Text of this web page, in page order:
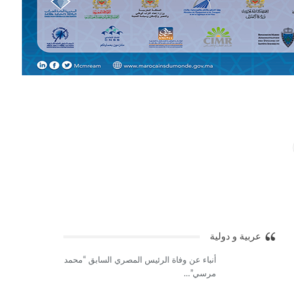
عربية و دولية
أنباء عن وفاة الرئيس المصري السابق “محمد
مرسي”…